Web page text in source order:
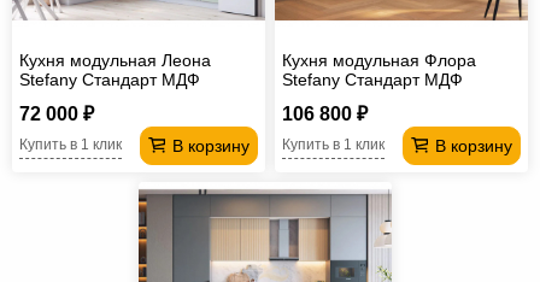
Кухня модульная Леона
Stefany Стандарт МДФ
72 000 ₽
В корзину
Купить в 1 клик
Кухня модульная Флора
Stefany Стандарт МДФ
106 800 ₽
В корзину
Купить в 1 клик